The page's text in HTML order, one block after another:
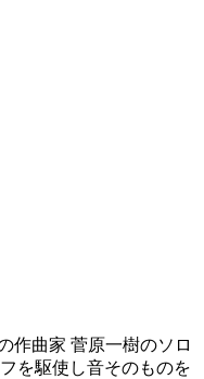
作曲家 菅原一樹のソロ
を駆使し音そのものを